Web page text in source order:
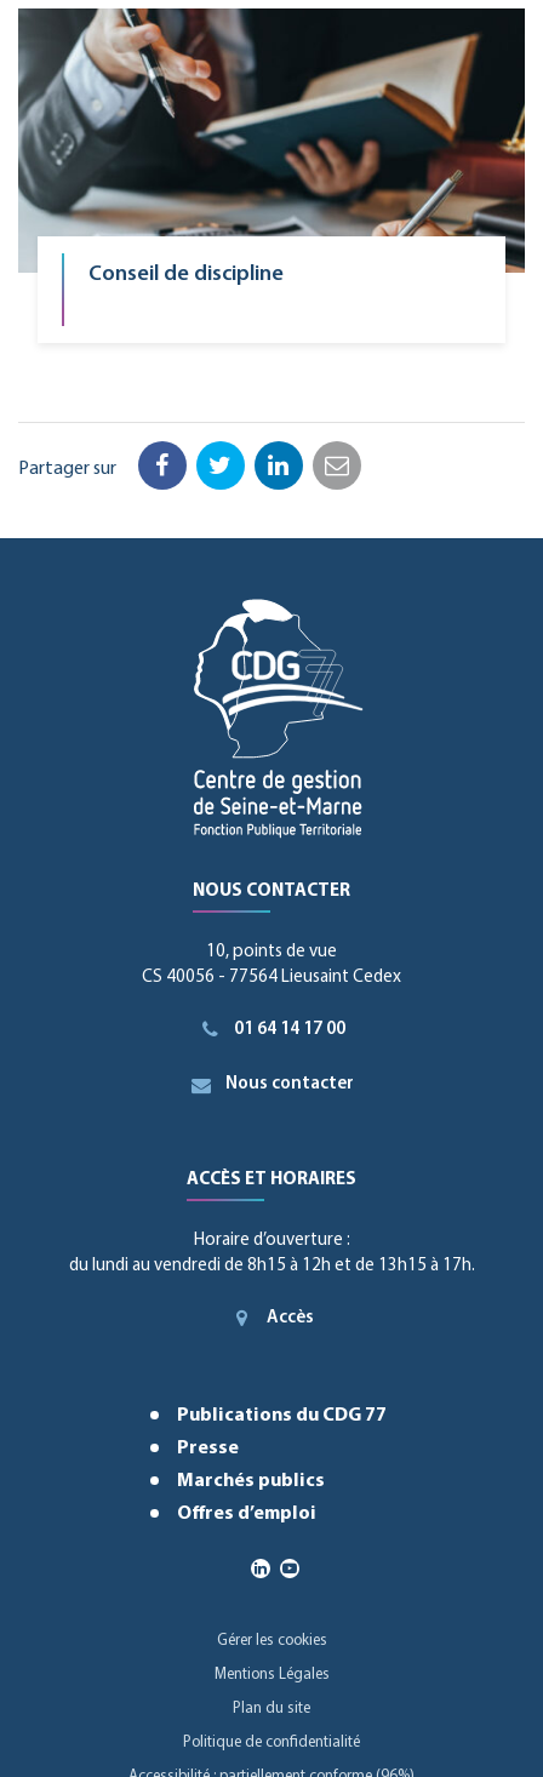
Conseil de discipline
Partager sur Facebook
TwitterLinkedIn
Email
NOUS CONTACTER
10, points de vue
CS 40056 - 77564 Lieusaint Cedex
01 64 14 17 00
Nous contacter
ACCÈS ET HORAIRES
Horaire d’ouverture :
du lundi au vendredi de 8h15 à 12h et de 13h15 à 17h.
Accès
Publications du CDG 77
Presse
Marchés publics
Offres d’emploi
Gérer les cookies
Mentions Légales
Plan du site
Politique de confidentialité